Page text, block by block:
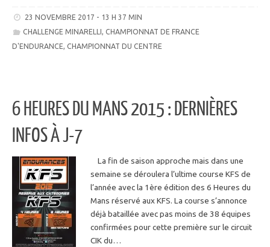
23 NOVEMBRE 2017 - 13 H 37 MIN
CHALLENGE MINARELLI, CHAMPIONNAT DE FRANCE
D'ENDURANCE, CHAMPIONNAT DU CENTRE
6 HEURES DU MANS 2015 : DERNIÈRES
INFOS À J-7
La fin de saison approche mais dans une
semaine se déroulera l’ultime course KFS de
l’année avec la 1ère édition des 6 Heures du
Mans réservé aux KFS. La course s’annonce
déjà bataillée avec pas moins de 38 équipes
confirmées pour cette première sur le circuit
CIK du…